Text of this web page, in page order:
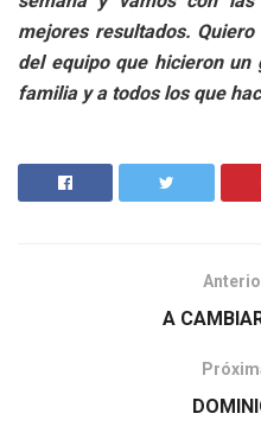
mejores resultados.
del equipo que hicieron un
familia y a todos los que
A